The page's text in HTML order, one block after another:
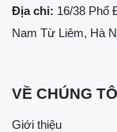
Địa chỉ: 16/38 Phố
Nam Từ Liêm, Hà
VỀ CHÚNG
Giới thiệu